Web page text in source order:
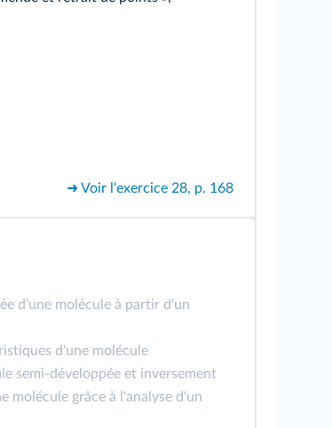
➜ Voir l'exercice 28, p. 168
d'une molécule à partir d'un
d'une molécule
semi-développée et inversement
molécule grâce à l'analyse d'un